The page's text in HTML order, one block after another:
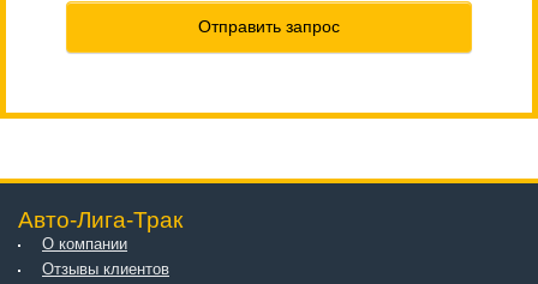
Отправить запрос
Авто-Лига-Трак
О компании
Отзывы клиентов